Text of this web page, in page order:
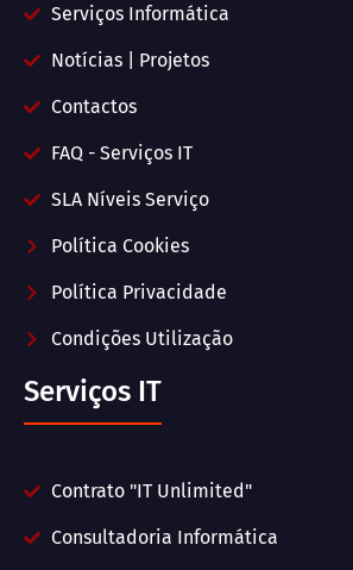
Serviços Informática
Notícias | Projetos
Contactos
FAQ - Serviços IT
SLA Níveis Serviço
Política Cookies
Política Privacidade
Condições Utilização
Serviços IT
Contrato "IT Unlimited"
Consultadoria Informática